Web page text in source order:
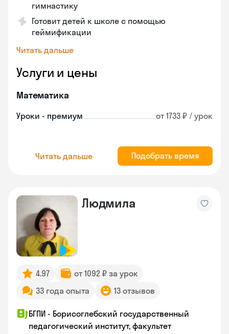
гимнастику
Готовит детей к школе с помощью
геймификации
Читать дальше
Услуги и цены
Математика
Уроки - премиум от 1733 ₽ / урок
Читать дальше Подобрать время
Людмила
4.97
от 1092 ₽ за урок
33 года опыта
13 отзывов
БГПИ - Борисоглебский государственный
педагогический институт, факультет